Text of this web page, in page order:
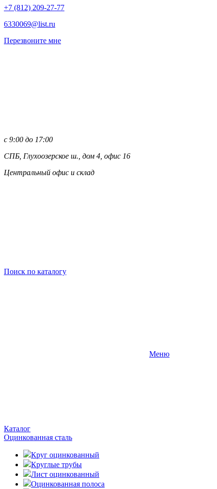
+7 (812) 209-27-77
6330069@list.ru
Перезвоните мне
с 9:00 до 17:00
СПБ, Глухоозерское ш., дом 4, офис 16
Центральный офис и склад
Поиск по каталогу
Меню
Каталог
Оцинкованная сталь
Круг оцинкованный
Круглые трубы
Лист оцинкованный
Оцинкованная полоса